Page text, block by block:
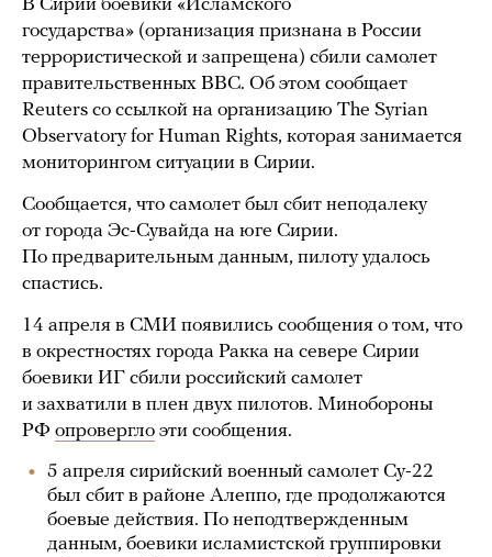
В Сирии боевики «Исламского
государства» (организация признана в России
террористической и запрещена) сбили самолет
правительственных ВВС. Об этом сообщает
Reuters со ссылкой на организацию The Syrian
Observatory for Human Rights, которая занимается
мониторингом ситуации в Сирии.
Сообщается, что самолет был сбит неподалеку
от города Эс-Сувайда на юге Сирии.
По предварительным данным, пилоту удалось
спастись.
14 апреля в СМИ появились сообщения о том, что
в окрестностях города Ракка на севере Сирии
боевики ИГ сбили российский самолет
и захватили в плен двух пилотов. Минобороны
РФ опровергло эти сообщения.
5 апреля сирийский военный самолет Су-22
был сбит в районе Алеппо, где продолжаются
боевые действия. По неподтвержденным
данным, боевики исламистской группировки